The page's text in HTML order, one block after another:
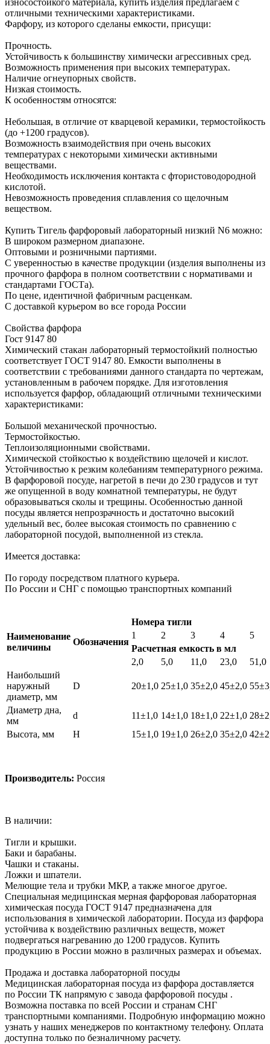
износостойкого материала, купить изделия предлагаем с
отличными техническими характеристиками.
Фарфору, из которого сделаны емкости, присущи:
Прочность.
Устойчивость к большинству химически агрессивных сред.
Возможность применения при высоких температурах.
Наличие огнеупорных свойств.
Низкая стоимость.
К особенностям относятся:
Небольшая, в отличие от кварцевой керамики, термостойкость
(до +1200 градусов).
Возможность взаимодействия при очень высоких
температурах с некоторыми химически активными
веществами.
Необходимость исключения контакта с фтористоводородной
кислотой.
Невозможность проведения сплавления со щелочным
веществом.
Купить Тигель фарфоровый лабораторный низкий N6 можно:
В широком размерном диапазоне.
Оптовыми и розничными партиями.
С уверенностью в качестве продукции (изделия выполнены из
прочного фарфора в полном соответствии с нормативами и
стандартами ГОСТа).
По цене, идентичной фабричным расценкам.
С доставкой курьером во все города России
Свойства фарфора
Гост 9147 80
Химический стакан лабораторный термостойкий полностью
соответствует ГОСТ 9147 80. Емкости выполнены в
соответствии с требованиями данного стандарта по чертежам,
установленным в рабочем порядке. Для изготовления
используется фарфор, обладающий отличными техническими
характеристиками:
Большой механической прочностью.
Термостойкостью.
Теплоизоляционными свойствами.
Химической стойкостью к воздействию щелочей и кислот.
Устойчивостью к резким колебаниям температурного режима.
В фарфоровой посуде, нагретой в печи до 230 градусов и тут
же опущенной в воду комнатной температуры, не будут
образовываться сколы и трещины. Особенностью данной
посуды является непрозрачность и достаточно высокий
удельный вес, более высокая стоимость по сравнению с
лабораторной посудой, выполненной из стекла.
Имеется доставка:
По городу посредством платного курьера.
По России и СНГ с помощью транспортных компаний
Наименование
величины
Обозначения
Номера тигли
1
2 3 4
5
Расчетная емкость в мл
2,0
5,0 11,0 23,0
51,0
Наибольший
наружный
диаметр, мм
D 20±1,0 25±1,0 35±2,0 45±2,0
Диаметр дна,
мм
d 11±1,0 14±1,0 18±1,0 22±1,0
Высота, мм
H 15±1,0 19±1,0 26±2,0 35±2,0
Производитель: Россия
В наличии:
Тигли и крышки.
Баки и барабаны.
Чашки и стаканы.
Ложки и шпатели.
Мелющие тела и трубки МКР, а также многое другое.
Специальная медицинская мерная фарфоровая лабораторная
химическая посуда ГОСТ 9147 предназначена для
использования в химической лаборатории. Посуда из фарфора
устойчива к воздействию различных веществ, может
подвергаться нагреванию до 1200 градусов. Купить
продукцию в России можно в различных размерах и объемах.
Продажа и доставка лабораторной посуды
Медицинская лабораторная посуда из фарфора доставляется
по России ТК напрямую с завода фарфоровой посуды .
Возможна поставка по всей России и странам СНГ
транспортными компаниями. Подробную информацию можно
узнать у наших менеджеров по контактному телефону. Оплата
доступна только по безналичному расчету.